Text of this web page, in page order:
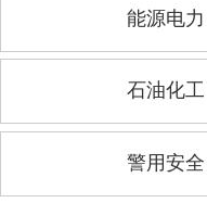
石油化工
警用安全
能源电力